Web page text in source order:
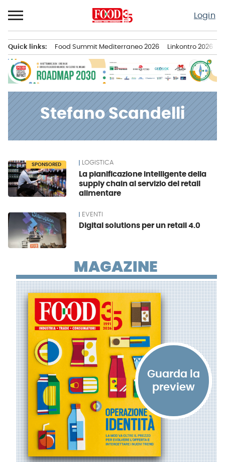
al
contenuto
Login
principale
Quick links: Food Summit Mediterraneo 2026 Linkontro 2026
Stefano Scandelli
News SPONSORED LOGISTICA
La pianificazione intelligente della
supply chain al servizio del retail
alimentare
EVENTI
Digital solutions per un retail 4.0
MAGAZINE